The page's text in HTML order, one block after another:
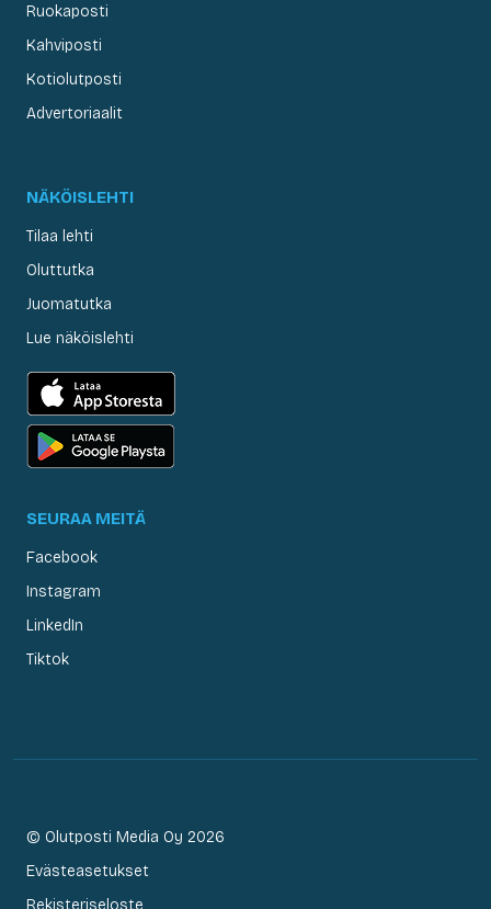
Ruokaposti
Kahviposti
Kotiolutposti
Advertoriaalit
NÄKÖISLEHTI
Tilaa lehti
Oluttutka
Juomatutka
Lue näköislehti
SEURAA MEITÄ
Facebook
Instagram
LinkedIn
Tiktok
© Olutposti Media Oy 2026
Evästeasetukset
Rekisteriseloste